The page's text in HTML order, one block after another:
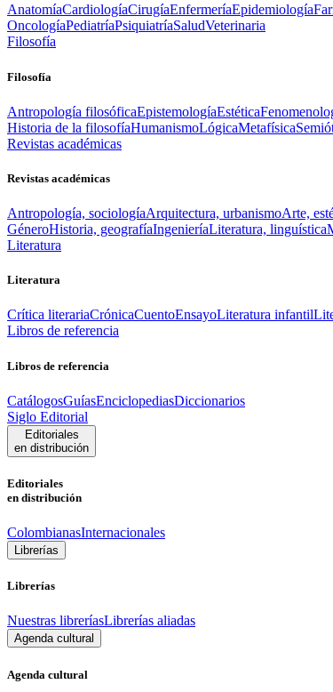
AnatomíaCardiologíaCirugíaEnfermeríaEpidemiología
OncologíaPediatríaPsiquiatríaSaludVeterinaria
Filosofía
Filosofía
Antropología filosóficaEpistemologíaEstética
Historia de la filosofíaHumanismoLógicaMetafísica
Revistas académicas
Revistas académicas
Antropología, sociologíaArquitectura, urbanismoArte,
GéneroHistoria, geografíaIngenieríaLiteratura, linguística
Literatura
Literatura
Crítica literariaCrónicaCuentoEnsayoLiteratura infantil
Libros de referencia
Libros de referencia
CatálogosGuíasEnciclopediasDiccionarios
Siglo Editorial
Editoriales
en distribución
Editoriales
en distribución
ColombianasInternacionales
Librerías
Librerías
Nuestras libreríasLibrerías aliadas
Agenda cultural
Agenda cultural